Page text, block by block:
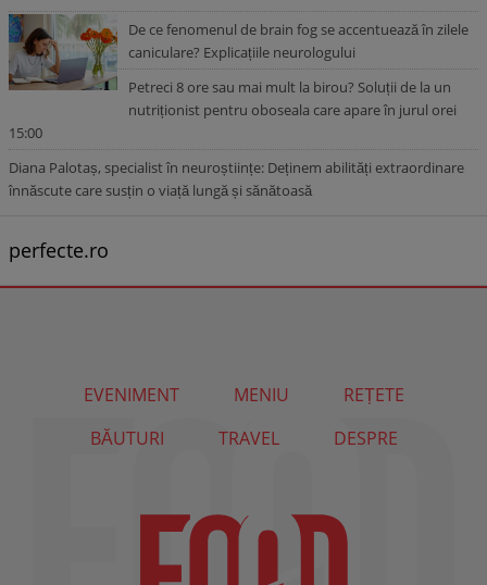
De ce fenomenul de brain fog se accentuează în zilele
caniculare? Explicațiile neurologului
Petreci 8 ore sau mai mult la birou? Soluții de la un
nutriționist pentru oboseala care apare în jurul orei
15:00
Diana Palotaș, specialist în neuroștiințe: Deținem abilități extraordinare
înnăscute care susțin o viață lungă și sănătoasă
perfecte.ro
EVENIMENT MENIU
REȚETE
BĂUTURI
TRAVEL DESPRE